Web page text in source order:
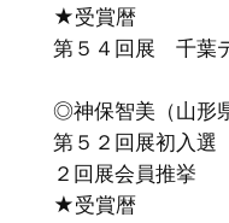
★受賞暦
第５４回展 千葉
◎神保智美（山形
第５２回展初入
２回展会員推挙
★受賞暦